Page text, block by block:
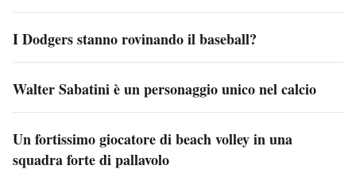
I Dodgers stanno rovinando il baseball?
Walter Sabatini è un personaggio unico nel calcio
Un fortissimo giocatore di beach volley in una
squadra forte di pallavolo